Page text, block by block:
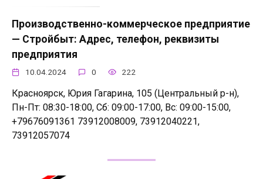
Производственно-коммерческое предприятие
— Стройбыт: Адрес, телефон, реквизиты
предприятия
10.04.2024 0 222
Красноярск, Юрия Гагарина, 105 (Центральный р-н),
Пн-Пт: 08:30-18:00, Сб: 09:00-17:00, Вс: 09:00-15:00,
+79676091361 73912008009, 73912040221,
73912057074